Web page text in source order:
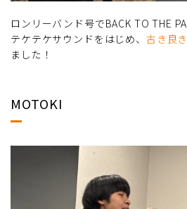
ロンリーバンド号でBACK TO THE
テケテケサウンドをはじめ、 古き良
ました！
MOTOKI